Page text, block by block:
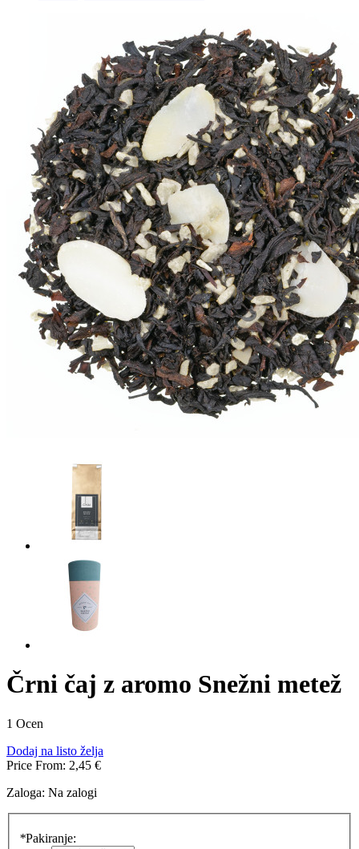
Črni čaj z aromo Snežni metež
1 Ocen
Dodaj na listo želja
Price From: 2,45 €
Zaloga: Na zalogi
*Pakiranje: